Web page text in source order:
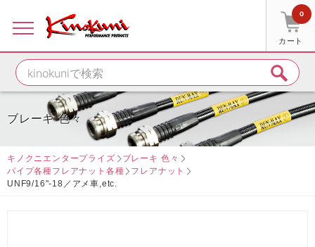
カート
0
ブレーキ 色々
キノクニエンタープライズ
ブレーキ 色々
パイプ各種フレアナット各種
フレアナット
UNF9/16"-18／アメ車,etc.